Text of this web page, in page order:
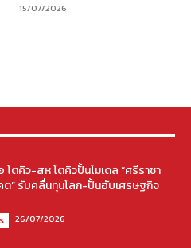
15/07/2026
โตคิว-สห โตคิวปั้นโมเดล “ศรีราชา
ต” รับคลื่นทุนโลก-ปั้นฮับเศรษฐกิจ
26/07/2026